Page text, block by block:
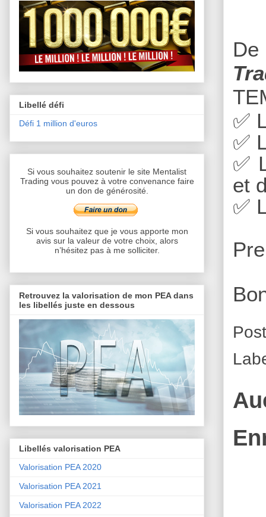
✅
✅
✅
et
✅
Libellé défi
Défi 1 million d'euros
Si vous souhaitez soutenir le site Mentalist
Trading vous pouvez à votre convenance faire
un don de générosité.
Si vous souhaitez que je vous apporte mon
avis sur la valeur de votre choix, alors
n’hésitez pas à me solliciter.
Retrouvez la valorisation de mon PEA dans
les libellés juste en dessous
Libellés valorisation PEA
Valorisation PEA 2020
Valorisation PEA 2021
Valorisation PEA 2022